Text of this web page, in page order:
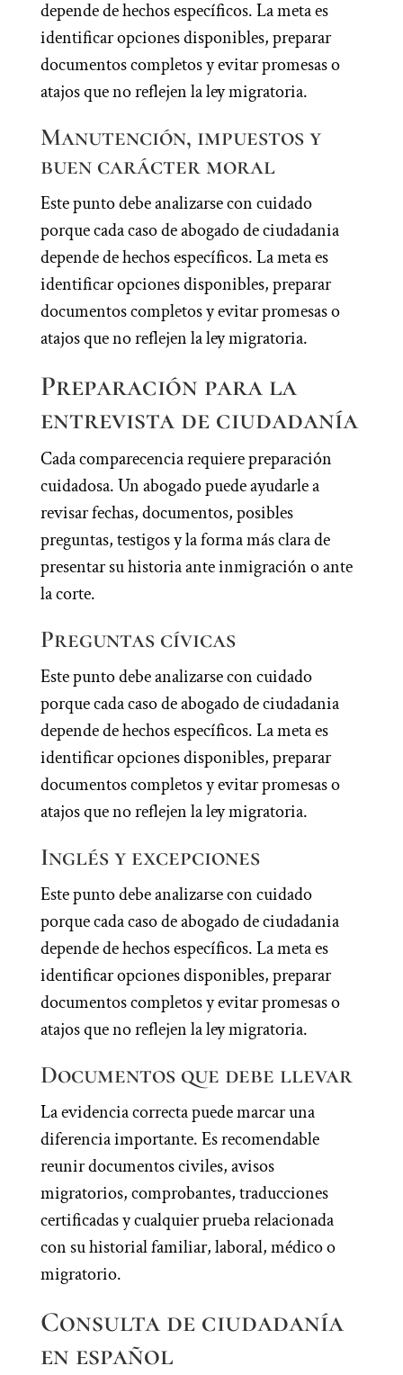
depende de hechos específicos. La meta es
identificar opciones disponibles, preparar
documentos completos y evitar promesas o
atajos que no reflejen la ley migratoria.
Manutención, impuestos y
buen carácter moral
Este punto debe analizarse con cuidado
porque cada caso de abogado de ciudadania
depende de hechos específicos. La meta es
identificar opciones disponibles, preparar
documentos completos y evitar promesas o
atajos que no reflejen la ley migratoria.
Preparación para la
entrevista de ciudadanía
Cada comparecencia requiere preparación
cuidadosa. Un abogado puede ayudarle a
revisar fechas, documentos, posibles
preguntas, testigos y la forma más clara de
presentar su historia ante inmigración o ante
la corte.
Preguntas cívicas
Este punto debe analizarse con cuidado
porque cada caso de abogado de ciudadania
depende de hechos específicos. La meta es
identificar opciones disponibles, preparar
documentos completos y evitar promesas o
atajos que no reflejen la ley migratoria.
Inglés y excepciones
Este punto debe analizarse con cuidado
porque cada caso de abogado de ciudadania
depende de hechos específicos. La meta es
identificar opciones disponibles, preparar
documentos completos y evitar promesas o
atajos que no reflejen la ley migratoria.
Documentos que debe llevar
La evidencia correcta puede marcar una
diferencia importante. Es recomendable
reunir documentos civiles, avisos
migratorios, comprobantes, traducciones
certificadas y cualquier prueba relacionada
con su historial familiar, laboral, médico o
migratorio.
Consulta de ciudadanía
en español